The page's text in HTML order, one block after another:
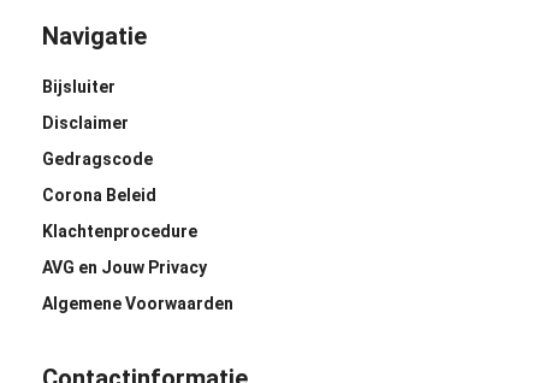
Navigatie
Bijsluiter
Disclaimer
Gedragscode
Corona Beleid
Klachtenprocedure
AVG en Jouw Privacy
Algemene Voorwaarden